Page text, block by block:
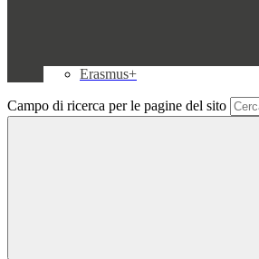
Erasmus+
Campo di ricerca per le pagine del sito